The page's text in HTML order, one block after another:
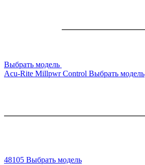
Выбрать модель
Acu-Rite Millpwr Control Выбрать модель
48105 Выбрать модель